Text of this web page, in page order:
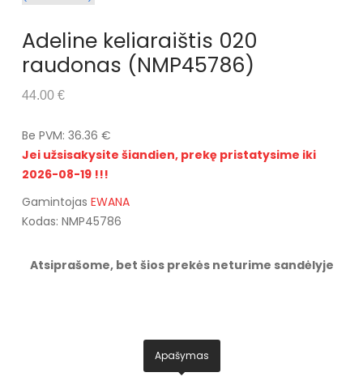
Adeline keliaraištis 020
raudonas (NMP45786)
44.00 €
Be PVM: 36.36 €
Jei užsisakysite šiandien, prekę pristatysime iki
2026-08-19 !!!
Gamintojas EWANA
Kodas: NMP45786
Atsiprašome, bet šios prekės neturime sandėlyje
Apašymas